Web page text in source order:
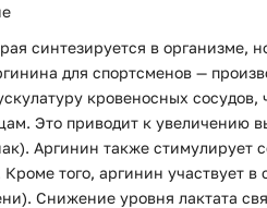
синтезируется в
для спортсменов —
кровеносных
Это приводит к увеличению
Аргинин также стимулирует
того, аргинин участвует
Снижение уровня лактата